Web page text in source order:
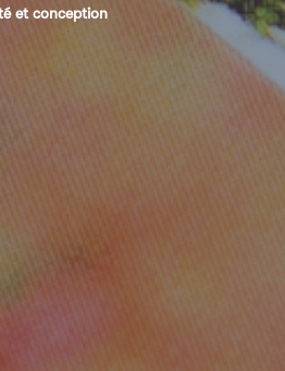
et conception